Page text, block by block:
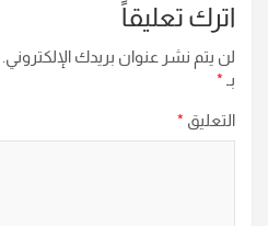
اترك تعليقاً
لن يتم نشر عنوان بريدك الإلكتروني.
بـ *
التعليق *